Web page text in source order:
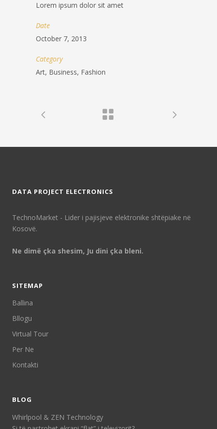
Lorem ipsum dolor sit amet
Date
October 7, 2013
Category
Art, Business, Fashion
DATA PROJECT ELECTRONICS
TechnoMarket - Lider i pajisjeve elektronike shtëpiake në
Kosovë.
Ne dimë çka shesim, Ju dini çka bleni.
SITEMAP
Ballina
Bllogu
Virtual Tour
Per Ne
Kontakti
BLOG
Whirlpool & ZEN Technology